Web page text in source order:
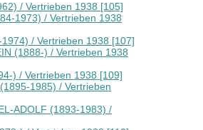
/ Vertrieben 1938 [105]
1973) / Vertrieben 1938
/ Vertrieben 1938 [107]
(1888-) / Vertrieben 1938
) / Vertrieben 1938 [109]
1985) / Vertrieben
ADOLF (1893-1983) /